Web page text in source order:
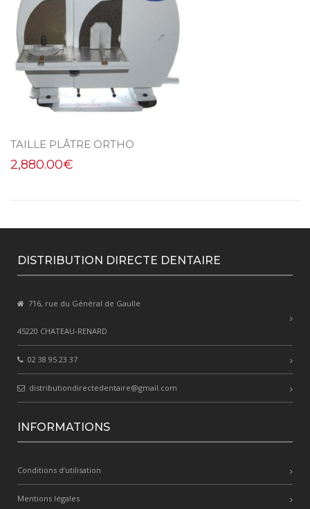
TAILLE PLÂTRE ORTHO
2,880.00€
DISTRIBUTION DIRECTE DENTAIRE
716, rue du Général de Gaulle
45220 CHATEAU-RENARD
02 38 95 23 37
distributiondirectedentaire@gmail.com
INFORMATIONS
Conditions d’utilisation
Mentions légales